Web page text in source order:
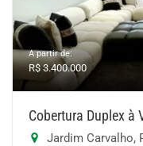
A partir de:
R$ 3.400.000
Cobertura Duplex à
Jardim Carvalho,